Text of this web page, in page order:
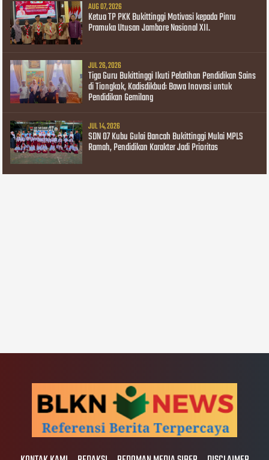
AUG 07, 2026
Ketua TP PKK Bukittinggi Motivasi kepada Pinru
Pramuka Utusan Jambore Nasional XII.
JUL 26, 2026
Tiga Guru Bukittinggi Ikuti Pelatihan Pendidikan Sains
di Tiongkok, Kadisdikbud: Bawa Inovasi untuk
Pendidikan Gemilang
JUL 14, 2026
SDN 07 Kubu Gulai Bancah Bukittinggi Mulai MPLS
Ramah, Pendidikan Karakter Jadi Prioritas